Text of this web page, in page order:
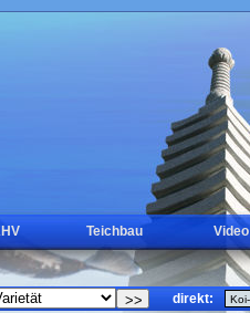
Teichbau Video
direkt: